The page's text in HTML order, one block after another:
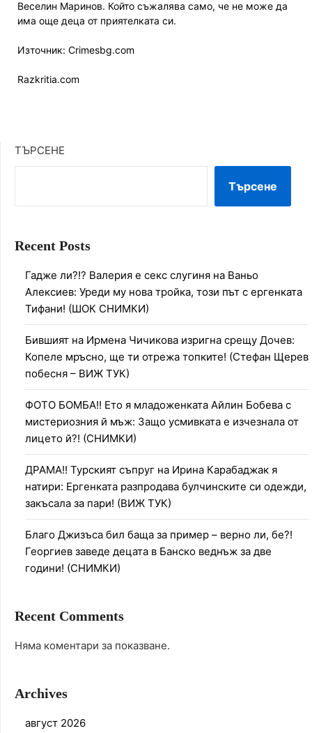
Веселин Маринов. Който съжалява само, че не може да
има още деца от приятелката си.
Източник: Crimesbg.com
Razkritia.com
ТЪРСЕНЕ
Търсене
Recent Posts
Гадже ли?!? Валерия е секс слугиня на Ваньо
Алексиев: Уреди му нова тройка, този път с ергенката
Тифани! (ШОК СНИМКИ)
Бившият на Ирмена Чичикова изригна срещу Дочев:
Копеле мръсно, ще ти отрежа топките! (Стефан Щерев
побесня – ВИЖ ТУК)
ФОТО БОМБА!! Ето я младоженката Айлин Бобева с
мистериозния й мъж: Защо усмивката е изчезнала от
лицето й?! (СНИМКИ)
ДРАМА!! Турският съпруг на Ирина Карабаджак я
натири: Ергенката разпродава булчинските си одежди,
закъсала за пари! (ВИЖ ТУК)
Благо Джизъса бил баща за пример – верно ли, бе?!
Георгиев заведе децата в Банско веднъж за две
години! (СНИМКИ)
Recent Comments
Няма коментари за показване.
Archives
август 2026